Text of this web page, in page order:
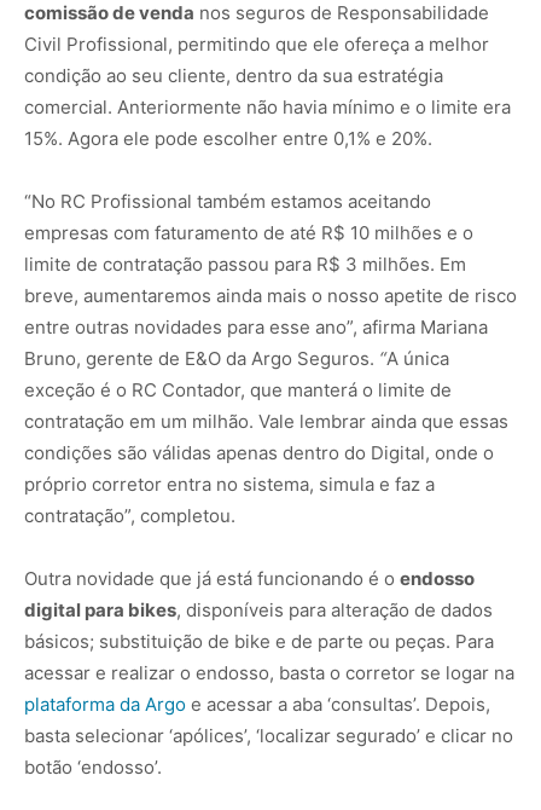
comissão de venda nos seguros de Responsabilidade
Civil Profissional, permitindo que ele ofereça a melhor
condição ao seu cliente, dentro da sua estratégia
comercial. Anteriormente não havia mínimo e o limite era
15%. Agora ele pode escolher entre 0,1% e 20%.
“No RC Profissional também estamos aceitando
empresas com faturamento de até R$ 10 milhões e o
limite de contratação passou para R$ 3 milhões. Em
breve, aumentaremos ainda mais o nosso apetite de risco
entre outras novidades para esse ano”, afirma Mariana
Bruno, gerente de E&O da Argo Seguros. “A única
exceção é o RC Contador, que manterá o limite de
contratação em um milhão. Vale lembrar ainda que essas
condições são válidas apenas dentro do Digital, onde o
próprio corretor entra no sistema, simula e faz a
contratação”, completou.
Outra novidade que já está funcionando é o endosso
digital para bikes, disponíveis para alteração de dados
básicos; substituição de bike e de parte ou peças. Para
acessar e realizar o endosso, basta o corretor se logar na
plataforma da Argo e acessar a aba ‘consultas’. Depois,
basta selecionar ‘apólices’, ‘localizar segurado’ e clicar no
botão ‘endosso’.